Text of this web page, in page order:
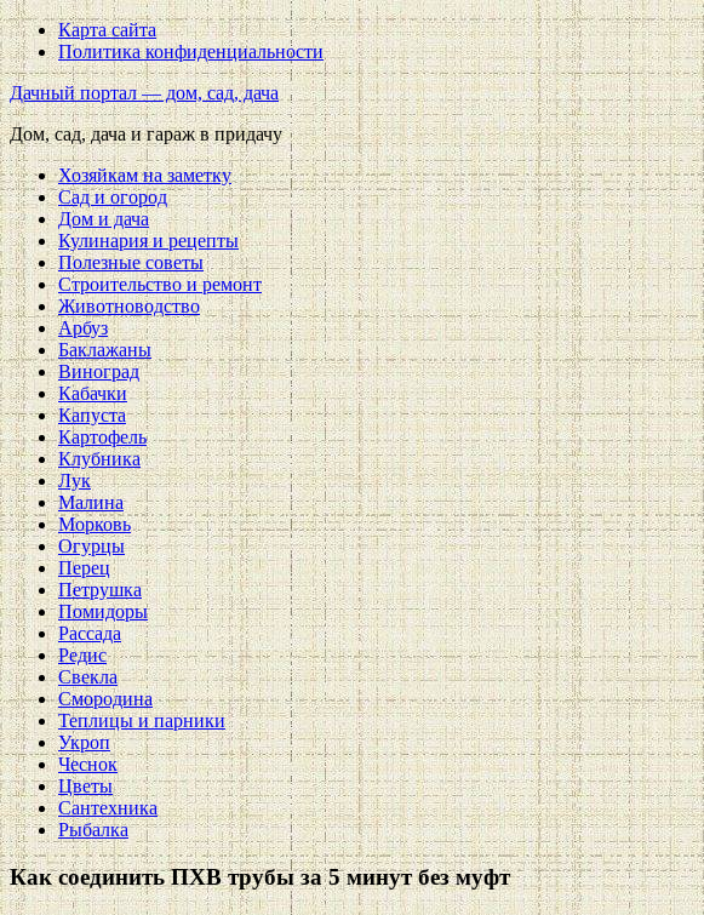
Карта сайта
Политика конфиденциальности
Дачный портал — дом, сад, дача
Дом, сад, дача и гараж в придачу
Хозяйкам на заметку
Сад и огород
Дом и дача
Кулинария и рецепты
Полезные советы
Строительство и ремонт
Животноводство
Арбуз
Баклажаны
Виноград
Кабачки
Капуста
Картофель
Клубника
Лук
Малина
Морковь
Огурцы
Перец
Петрушка
Помидоры
Рассада
Редис
Свекла
Смородина
Теплицы и парники
Укроп
Чеснок
Цветы
Сантехника
Рыбалка
Как соединить ПХВ трубы за 5 минут без муфт